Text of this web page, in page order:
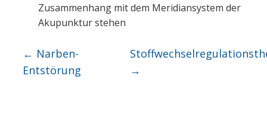
Zusammenhang mit dem Meridiansystem der
Akupunktur stehen
← Narben-
Entstörung
→